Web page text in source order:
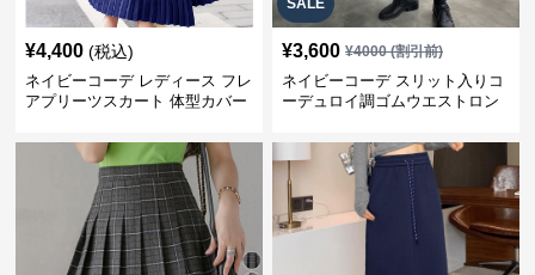
¥4,400 (税込)
ネイビーコーデ レディース フレ
アプリーツスカート 体型カバー
ト
SALE
¥3,600 ¥4000(割引前)
ネイビーコーデ スリット入りコ
ーデュロイ調ゴムウエストロン